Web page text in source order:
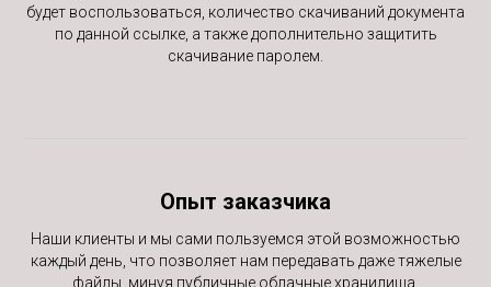
будет воспользоваться, количество скачиваний документа
по данной ссылке, а также дополнительно защитить
скачивание паролем.
Опыт заказчика
Наши клиенты и мы сами пользуемся этой возможностью
каждый день, что позволяет нам передавать даже тяжелые
файлы, минуя публичные облачные хранилища.